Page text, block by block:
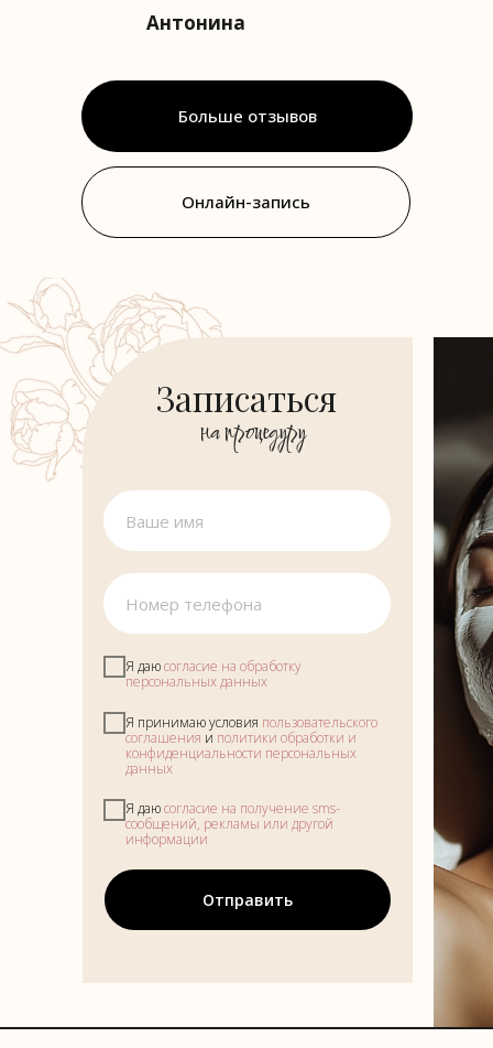
Больше отзывов
Онлайн-запись
Антонина
Я даюсогласие на обработку
персональных данных
Я принимаю условия пользовательского
соглашения и политики обработки и
конфиденциальности персональных
данных
Я даюсогласие на получение sms-
сообщений, рекламы или другой
информации
Отправить
Записаться
на процедуру